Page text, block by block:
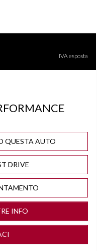
BORDO
PASSEGGERO
IVA esposta
QUESTA AUTO
DRIVE
INFO